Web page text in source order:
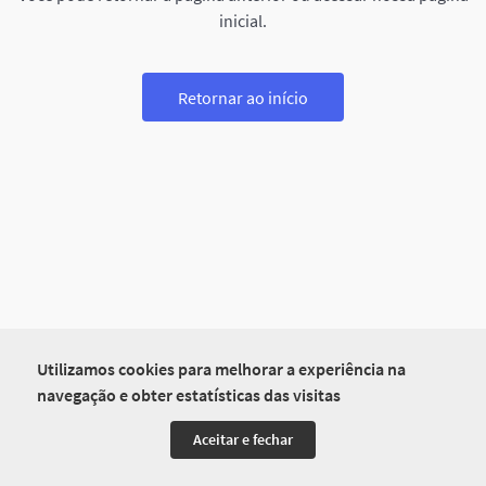
Utilizamos cookies para melhorar a experiência na
navegação e obter estatísticas das visitas
Aceitar e fechar
inicial.
Retornar ao início